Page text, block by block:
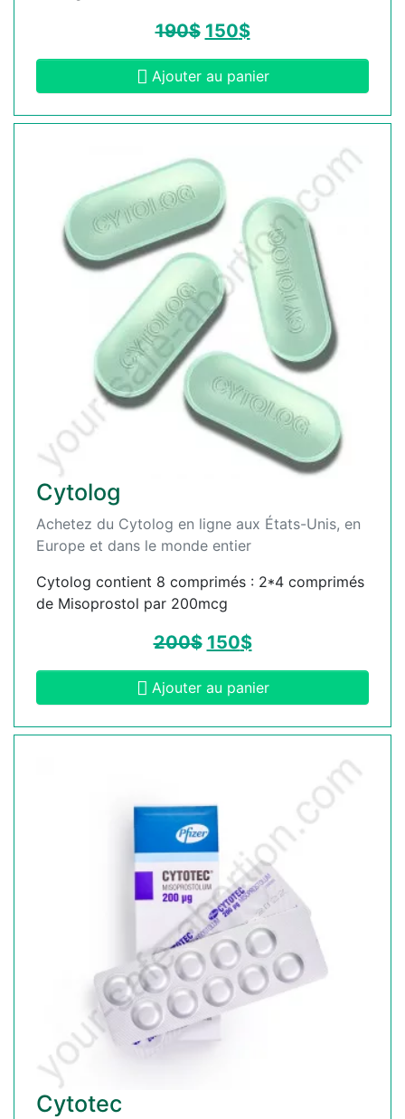
190$ 150$
Ajouter au panier
Cytolog
Achetez du Cytolog en ligne aux États-Unis, en
Europe et dans le monde entier
Cytolog contient 8 comprimés : 2*4 comprimés
de Misoprostol par 200mcg
200$ 150$
Ajouter au panier
Cytotec